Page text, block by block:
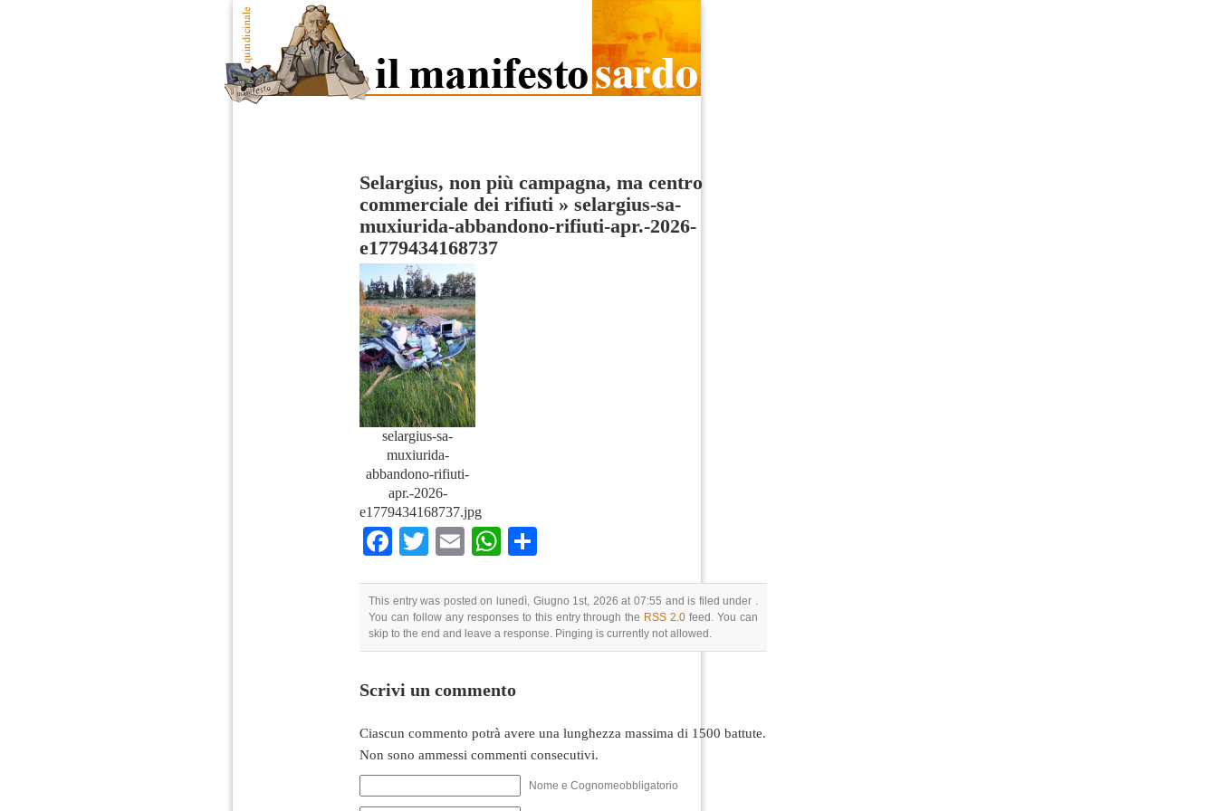
Selargius, non più campagna, ma centro
commerciale dei rifiuti » selargius-sa-
muxiurida-abbandono-rifiuti-apr.-2026-
e1779434168737
selargius-sa-
muxiurida-
abbandono-rifiuti-
apr.-2026-
e1779434168737.jpg
Facebook
TwitterEmailWhatsApp
This entry was posted on lunedì, Giugno 1st, 2026 at 07:55 and is filed under .
You can follow any responses to this entry through the RSS 2.0 feed. You can
skip to the end and leave a response. Pinging is currently not allowed.
Scrivi un commento
Ciascun commento potrà avere una lunghezza massima di 1500 battute.
Non sono ammessi commenti consecutivi.
Nome e Cognomeobbligatorio